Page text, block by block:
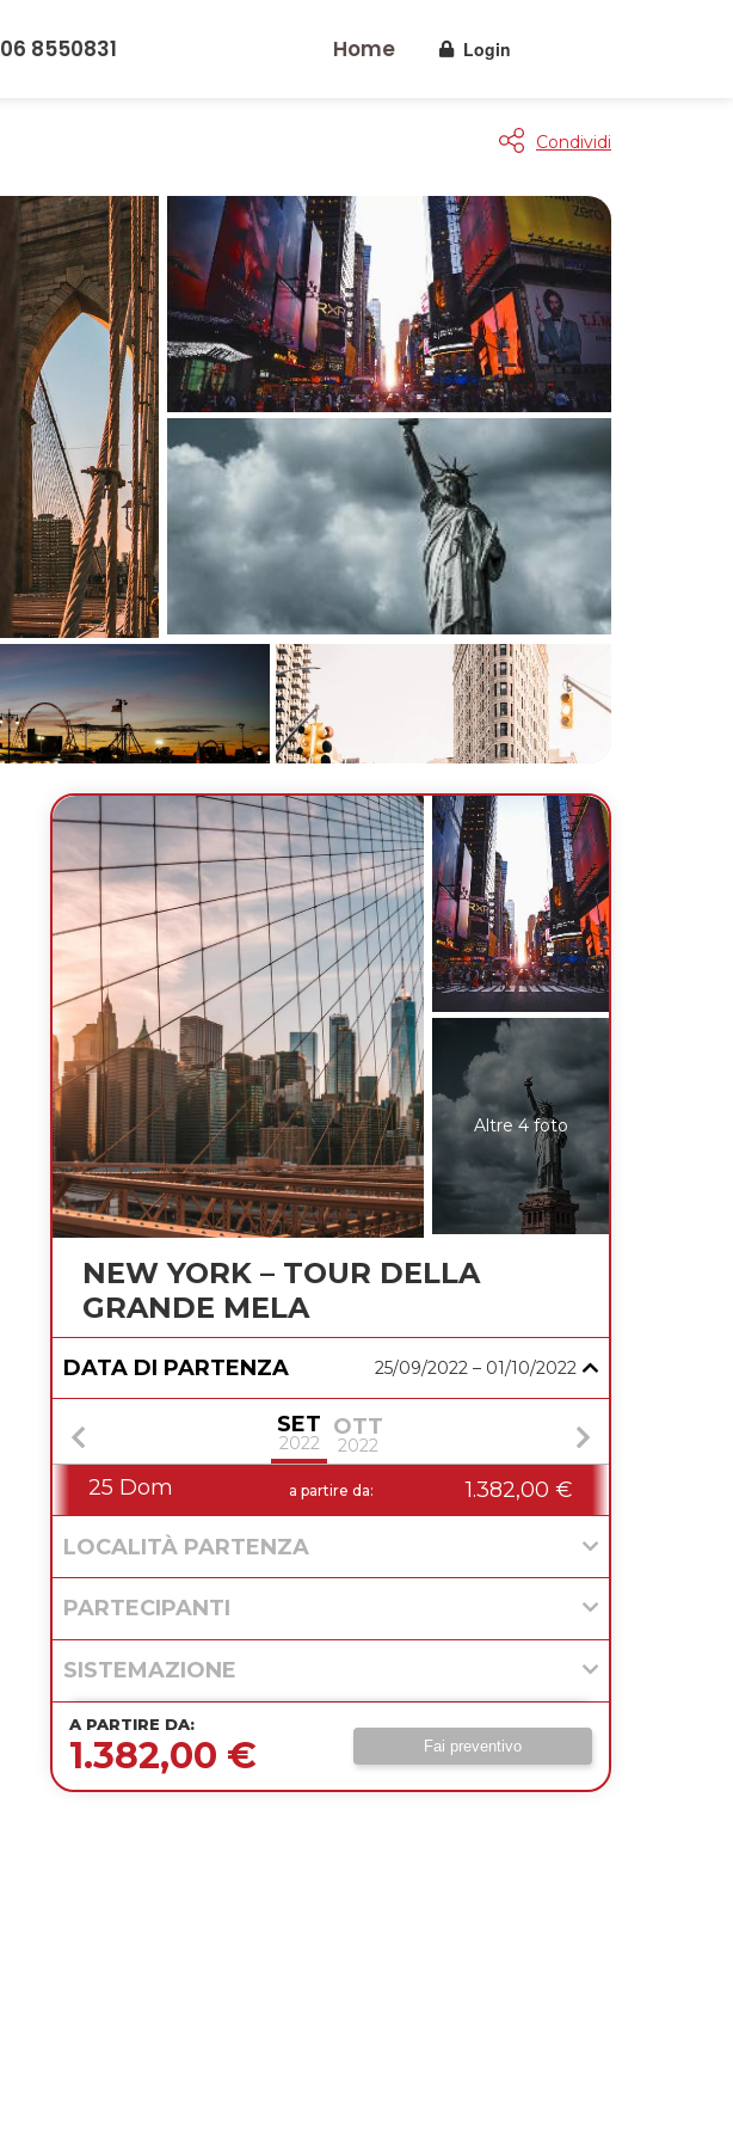
06 8550831 Home Login
Condividi
Altre 4 foto
NEW YORK – TOUR DELLA
GRANDE MELA
DATA DI PARTENZA 25/09/2022 – 01/10/2022
SET
2022
OTT
2022
25 Dom a partire da: 1.382,00 €
LOCALITÀ PARTENZA
PARTECIPANTI
SISTEMAZIONE
A PARTIRE DA:
1.382,00 € Fai preventivo